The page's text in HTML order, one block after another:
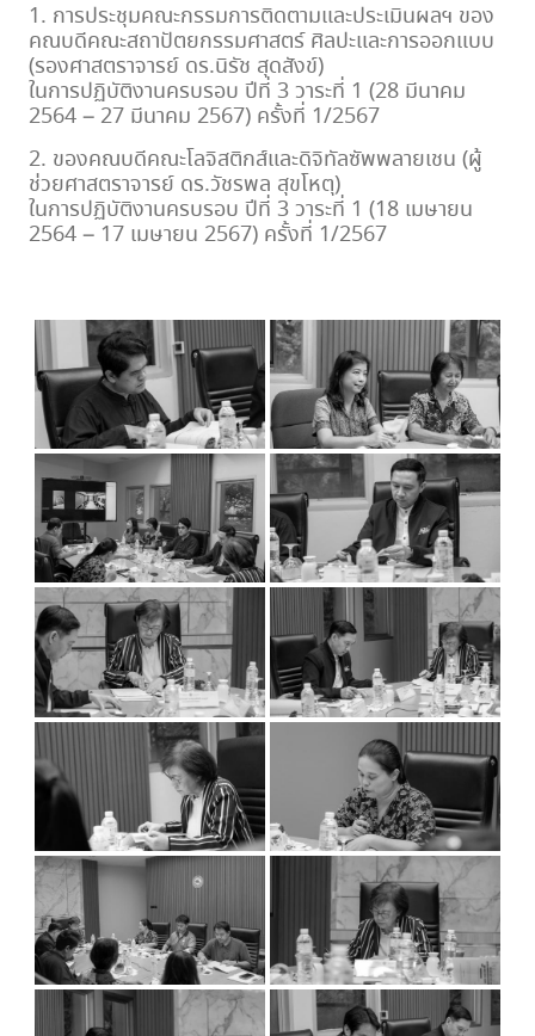
1. การประชุมคณะกรรมการติดตามและประเมินผลฯ ของ
คณบดีคณะสถาปัตยกรรมศาสตร์ ศิลปะและการออกแบบ
(รองศาสตราจารย์ ดร.นิรัช สุดสังข์)
ในการปฏิบัติงานครบรอบ ปีที่ 3 วาระที่ 1 (28 มีนาคม
2564 – 27 มีนาคม 2567) ครั้งที่ 1/2567
2. ของคณบดีคณะโลจิสติกส์และดิจิทัลซัพพลายเชน (ผู้
ช่วยศาสตราจารย์ ดร.วัชรพล สุขโหตุ)
ในการปฏิบัติงานครบรอบ ปีที่ 3 วาระที่ 1 (18 เมษายน
2564 – 17 เมษายน 2567) ครั้งที่ 1/2567